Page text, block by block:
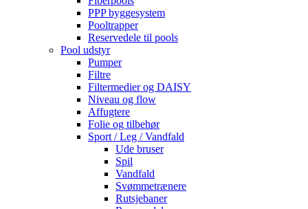
PPP byggesystem
Pooltrapper
Reservedele til pools
Pool udstyr
Pumper
Filtre
Filtermedier og DAISY
Niveau og flow
Affugtere
Folie og tilbehør
Sport / Leg / Vandfald
Ude bruser
Spil
Vandfald
Svømmetrænere
Rutsjebaner